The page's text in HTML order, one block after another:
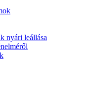
nyári leállása